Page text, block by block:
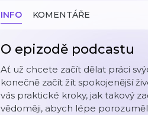
INFO KOMENTÁŘE
O epizodě podcastu
Ať už chcete začít dělat práci
konečně začít žít spokojenější
vás praktické kroky, jak takový
vědoměji, abych lépe